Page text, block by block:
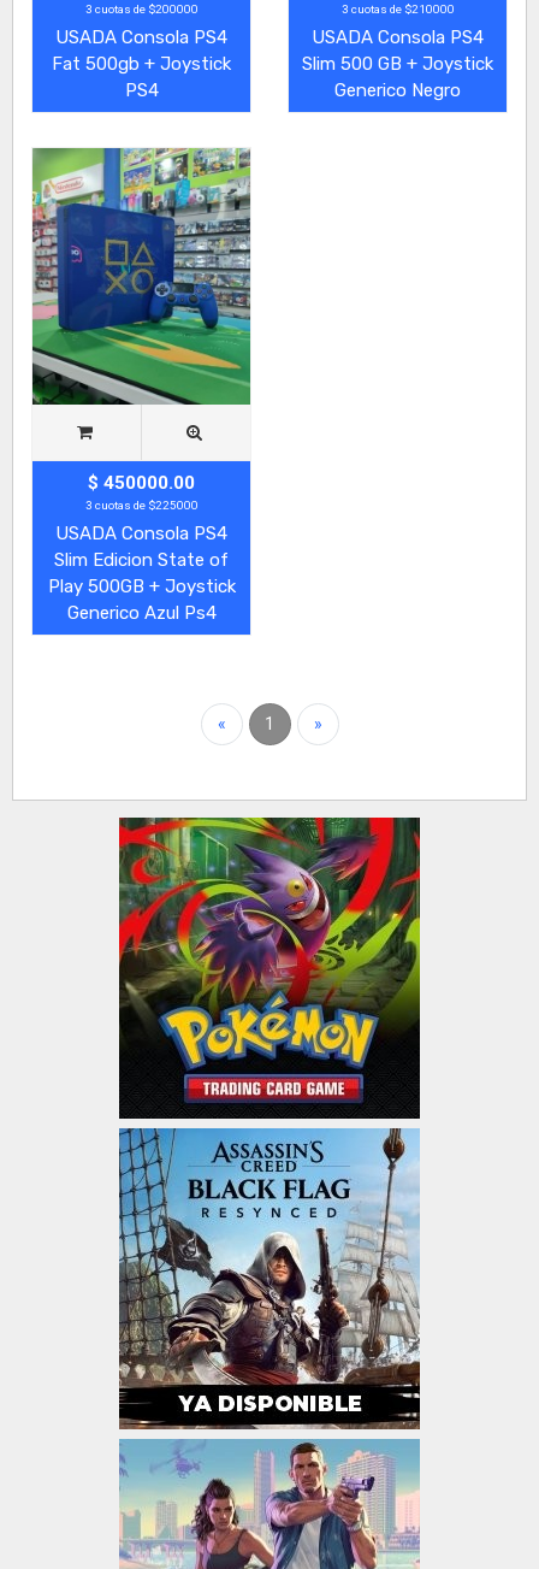
3 cuotas de $200000
USADA Consola PS4
Fat 500gb + Joystick
PS4
3 cuotas de $210000
USADA Consola PS4
Slim 500 GB + Joystick
Generico Negro
$ 450000.00
3 cuotas de $225000
USADA Consola PS4
Slim Edicion State of
Play 500GB + Joystick
Generico Azul Ps4
« 1 »